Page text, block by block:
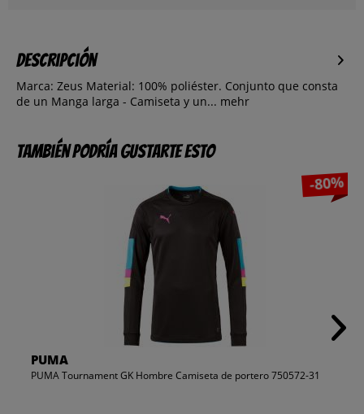
Descripción
Marca: Zeus Material: 100% poliéster. Conjunto que consta
de un Manga larga - Camiseta y un... mehr
También podría gustarte esto
-80%
PUMA
PUMA Tournament GK Hombre Camiseta de portero 750572-31